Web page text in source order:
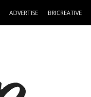
ADVERTISE BRICREATIVE